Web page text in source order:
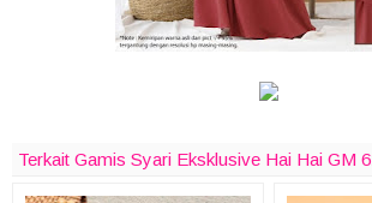
Terkait Gamis Syari Eksklusive Hai Hai GM